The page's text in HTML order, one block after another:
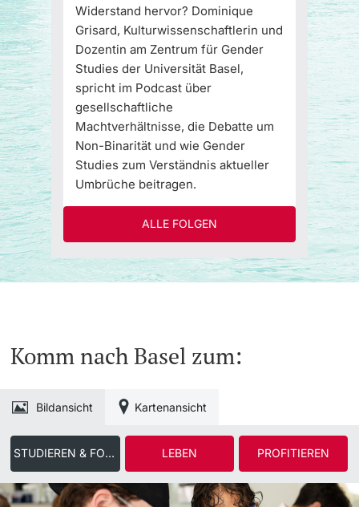
Widerstand hervor? Dominique
Grisard, Kulturwissenschaftlerin und
Dozentin am Zentrum für Gender
Studies der Universität Basel,
spricht im Podcast über
gesellschaftliche
Machtverhältnisse, die Debatte um
Non-Binarität und wie Gender
Studies zum Verständnis aktueller
Umbrüche beitragen.
ALLE FOLGEN
Komm nach Basel zum:
STUDIEREN & FORSCHEN LEBEN PROFITIEREN
Bildansicht Kartenansicht